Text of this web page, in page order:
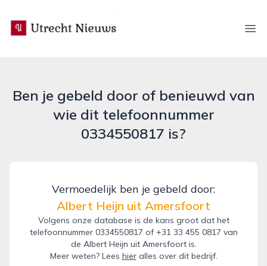
utrecht-nieuws.nl
Ben je gebeld door of benieuwd van
wie dit telefoonnummer
0334550817 is?
Vermoedelijk ben je gebeld door:
Albert Heijn uit Amersfoort
Volgens onze database is de kans groot dat het
telefoonnummer 0334550817 of +31 33 455 0817 van
de Albert Heijn uit Amersfoort is.
Meer weten? Lees hieralles over dit bedrijf.